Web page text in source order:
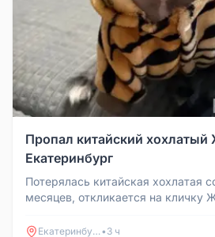
Пропал китайский
Екатеринбург
Потерялась китайская хохлатая
месяцев, откликается на кличку
Екатеринбург• 3 ч